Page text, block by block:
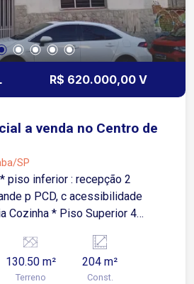
R$ 620.000,00 V
a venda no Centro de
SP
p PCD, c acessibilidade
4
130.50 m²
Terreno
204 m²
Const.